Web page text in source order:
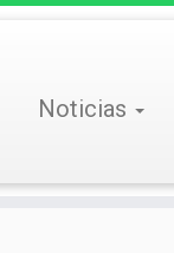
Noticias